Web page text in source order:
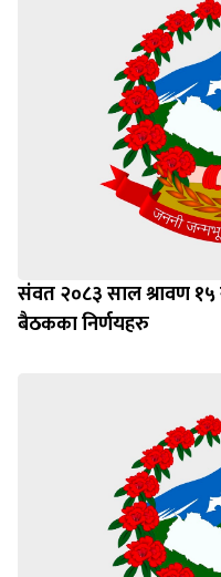
संवत २०८३ साल श्रावण १५
बैठकका निर्णयहरु